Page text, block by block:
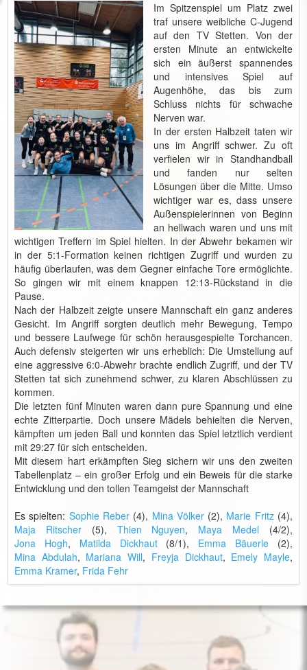
Im Spitzenspiel um Platz zwei
traf unsere weibliche C-Jugend
auf den TV Stetten. Von der
ersten Minute an entwickelte
sich ein äußerst spannendes
und intensives Spiel auf
Augenhöhe, das bis zum
Schluss nichts für schwache
Nerven war.
In der ersten Halbzeit taten wir
uns im Angriff schwer. Zu oft
verfielen wir in Standhandball
und fanden nur selten
Lösungen über die Mitte. Umso
wichtiger war es, dass unsere
Außenspielerinnen von Beginn
an hellwach waren und uns mit
wichtigen Treffern im Spiel hielten. In der Abwehr bekamen wir
in der 5:1-Formation keinen richtigen Zugriff und wurden zu
häufig überlaufen, was dem Gegner einfache Tore ermöglichte.
So gingen wir mit einem knappen 12:13-Rückstand in die
Pause.
Nach der Halbzeit zeigte unsere Mannschaft ein ganz anderes
Gesicht. Im Angriff sorgten deutlich mehr Bewegung, Tempo
und bessere Laufwege für schön herausgespielte Torchancen.
Auch defensiv steigerten wir uns erheblich: Die Umstellung auf
eine aggressive 6:0-Abwehr brachte endlich Zugriff, und der TV
Stetten tat sich zunehmend schwer, zu klaren Abschlüssen zu
kommen.
Die letzten fünf Minuten waren dann pure Spannung und eine
echte Zitterpartie. Doch unsere Mädels behielten die Nerven,
kämpften um jeden Ball und konnten das Spiel letztlich verdient
mit 29:27 für sich entscheiden.
Mit diesem hart erkämpften Sieg sichern wir uns den zweiten
Tabellenplatz – ein großer Erfolg und ein Beweis für die starke
Entwicklung und den tollen Teamgeist der Mannschaft
Es spielten: Sophie Reber(4), Mina Völker(2), Marie Fritz(4),
Maja Ritscher(5), Thien Nguyen, Maya Medel (4/2),
Jona Hogh, Matilda Dickhaut(8/1), Emma Bäuerle (2),
Mina Abdulah, Mariana Will, Freyja Dickhaut, Emely Mayle,
Emma Kramer, Frida Fehr